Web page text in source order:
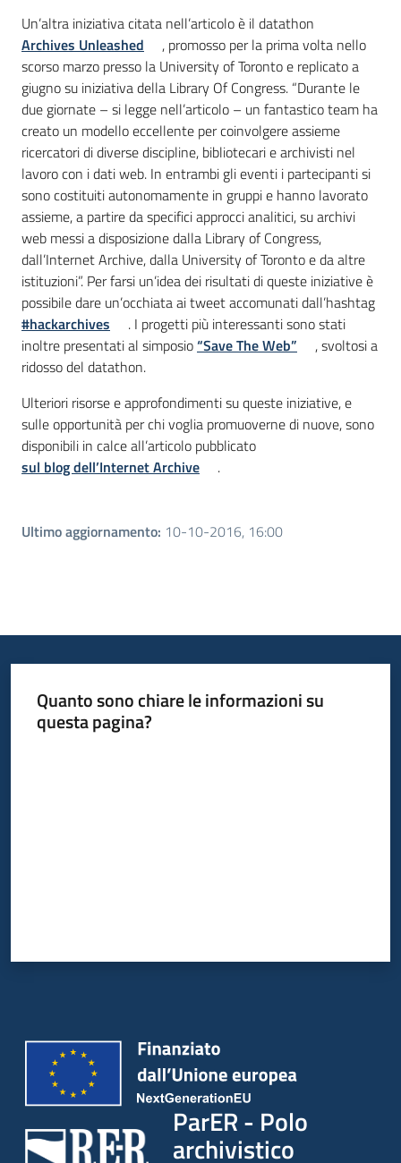
Un’altra iniziativa citata nell’articolo è il datathon
Archives Unleashed
, promosso per la prima volta nello
scorso marzo presso la University of Toronto e replicato a
giugno su iniziativa della Library Of Congress. “Durante le
due giornate – si legge nell’articolo – un fantastico team ha
creato un modello eccellente per coinvolgere assieme
ricercatori di diverse discipline, bibliotecari e archivisti nel
lavoro con i dati web. In entrambi gli eventi i partecipanti si
sono costituiti autonomamente in gruppi e hanno lavorato
assieme, a partire da specifici approcci analitici, su archivi
web messi a disposizione dalla Library of Congress,
dall’Internet Archive, dalla University of Toronto e da altre
istituzioni”. Per farsi un’idea dei risultati di queste iniziative è
possibile dare un’occhiata ai tweet accomunati dall’hashtag
#hackarchives
. I progetti più interessanti sono stati
inoltre presentati al simposio“Save The Web”
, svoltosi a
ridosso del datathon.
Ulteriori risorse e approfondimenti su queste iniziative, e
sulle opportunità per chi voglia promuoverne di nuove, sono
disponibili in calce all’articolo pubblicato
sul blog dell’Internet Archive
.
Ultimo aggiornamento: 10-10-2016, 16:00
Quanto sono chiare le informazioni su
questa pagina?
ParER - Polo
archivistico